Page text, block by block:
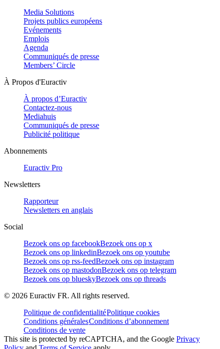
Media Solutions
Projets publics européens
Evénements
Emplois
Agenda
Communiqués de presse
Members’ Circle
À Propos d'Euractiv
À propos d’Euractiv
Contactez-nous
Mediahuis
Communiqués de presse
Publicité politique
Abonnements
Euractiv Pro
Newsletters
Rapporteur
Newsletters en anglais
Social
Bezoek ons op facebookBezoek ons op x
Bezoek ons op linkedinBezoek ons op youtube
Bezoek ons op rss-feedBezoek ons op instagram
Bezoek ons op mastodonBezoek ons op telegram
Bezoek ons op blueskyBezoek ons op threads
© 2026 Euractiv FR. All rights reserved.
Politique de confidentialitéPolitique cookies
Conditions généralesConditions d’abonnement
Conditions de vente
This site is protected by reCAPTCHA, and the Google Privacy